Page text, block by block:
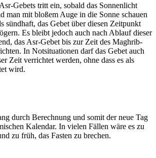
Gebets tritt ein, sobald das Sonnenlicht
man mit bloßem Auge in die Sonne schauen
sündhaft, das Gebet über diesen Zeitpunkt
Es bleibt jedoch auch nach Ablauf dieser
das Asr-Gebet bis zur Zeit des Maghrib-
In Notsituationen darf das Gebet auch
Zeit verrichtet werden, ohne dass es als
wird.
durch Berechnung und somit der neue Tag
Kalendar. In vielen Fällen wäre es zu
zu früh, das Fasten zu brechen.